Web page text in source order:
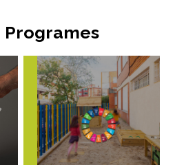
Programes